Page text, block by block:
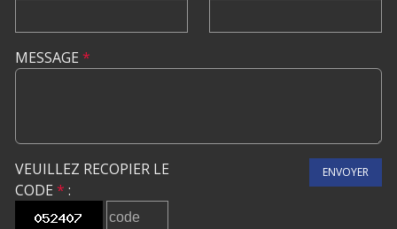
MESSAGE *
VEUILLEZ RECOPIER LE
CODE * :
ENVOYER